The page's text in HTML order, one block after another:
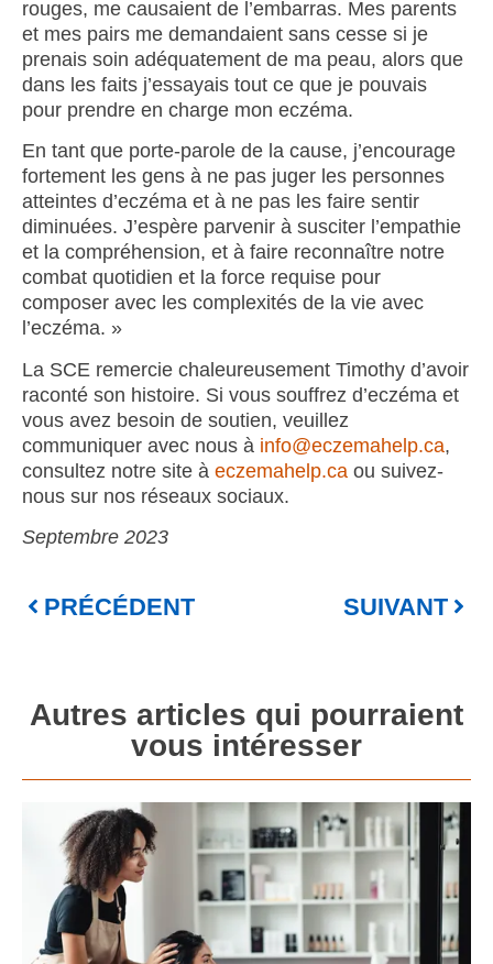
rouges, me causaient de l’embarras. Mes parents
et mes pairs me demandaient sans cesse si je
prenais soin adéquatement de ma peau, alors que
dans les faits j’essayais tout ce que je pouvais
pour prendre en charge mon eczéma.
En tant que porte-parole de la cause, j’encourage
fortement les gens à ne pas juger les personnes
atteintes d’eczéma et à ne pas les faire sentir
diminuées. J’espère parvenir à susciter l’empathie
et la compréhension, et à faire reconnaître notre
combat quotidien et la force requise pour
composer avec les complexités de la vie avec
l’eczéma. »
La SCE remercie chaleureusement Timothy d’avoir
raconté son histoire. Si vous souffrez d’eczéma et
vous avez besoin de soutien, veuillez
communiquer avec nous à info@eczemahelp.ca,
consultez notre site à eczemahelp.ca ou suivez-
nous sur nos réseaux sociaux.
Septembre 2023
PRÉCÉDENT SUIVANT
Autres articles qui pourraient
vous intéresser